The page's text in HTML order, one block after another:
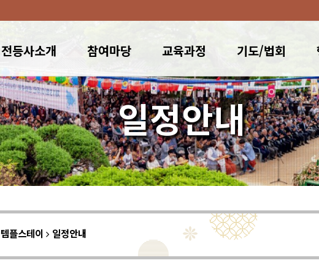
전등사소개 참여마당 교육과정 기도/법회
일정안내
템플스테이 일정안내